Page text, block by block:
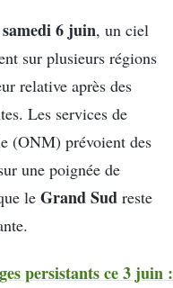
samedi 6 juin, un ciel
sur plusieurs régions
relative après des
Les services de
(ONM) prévoient des
une poignée de
le Grand Sud reste
persistants ce 3 juin :